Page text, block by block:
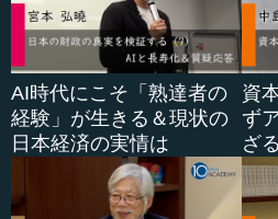
AI時代にこそ「熟達者の
経験」が生きる＆現状の
日本経済の実情は
資
ず
ざ